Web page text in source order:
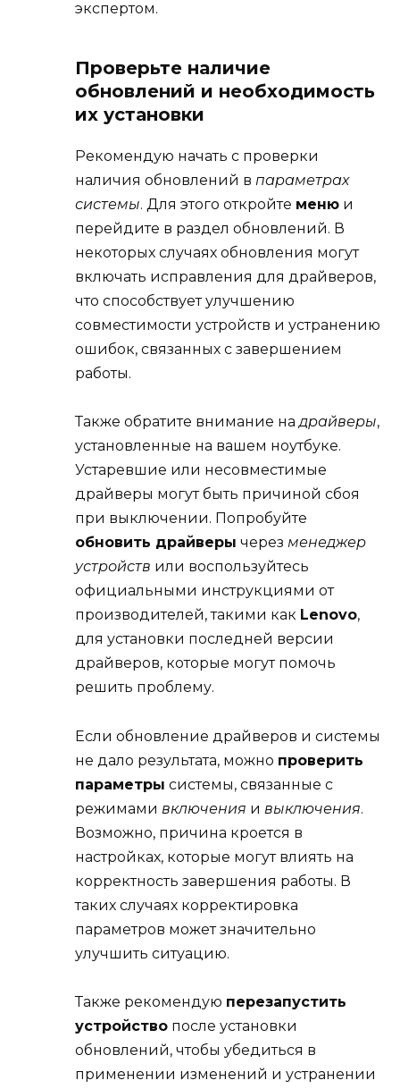
экспертом.
Проверьте наличие
обновлений и необходимость
их установки
Рекомендую начать с проверки
наличия обновлений в параметрах
системы. Для этого откройте меню и
перейдите в раздел обновлений. В
некоторых случаях обновления могут
включать исправления для драйверов,
что способствует улучшению
совместимости устройств и устранению
ошибок, связанных с завершением
работы.
Также обратите внимание надрайверы,
установленные на вашем ноутбуке.
Устаревшие или несовместимые
драйверы могут быть причиной сбоя
при выключении. Попробуйте
обновить драйверы через менеджер
устройств или воспользуйтесь
официальными инструкциями от
производителей, такими как Lenovo,
для установки последней версии
драйверов, которые могут помочь
решить проблему.
Если обновление драйверов и системы
не дало результата, можно проверить
параметры системы, связанные с
режимами включения и выключения.
Возможно, причина кроется в
настройках, которые могут влиять на
корректность завершения работы. В
таких случаях корректировка
параметров может значительно
улучшить ситуацию.
Также рекомендую перезапустить
устройство после установки
обновлений, чтобы убедиться в
применении изменений и устранении